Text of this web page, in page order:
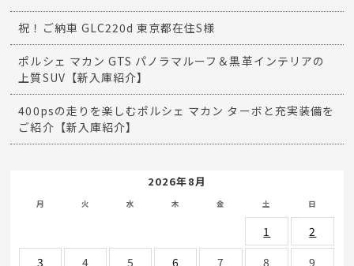
祝！ご納車 GLC220d 東京都在住S様
ポルシェ マカン GTS パノラマルーフ＆黒革インテリアの
上質SUV【新入庫紹介】
400psの走りを楽しむポルシェ マカン ターボと充実装備を
ご紹介【新入庫紹介】
2026年8月
月 火 水 木 金 土 日
1
2
3
4 5 6 7 8
9